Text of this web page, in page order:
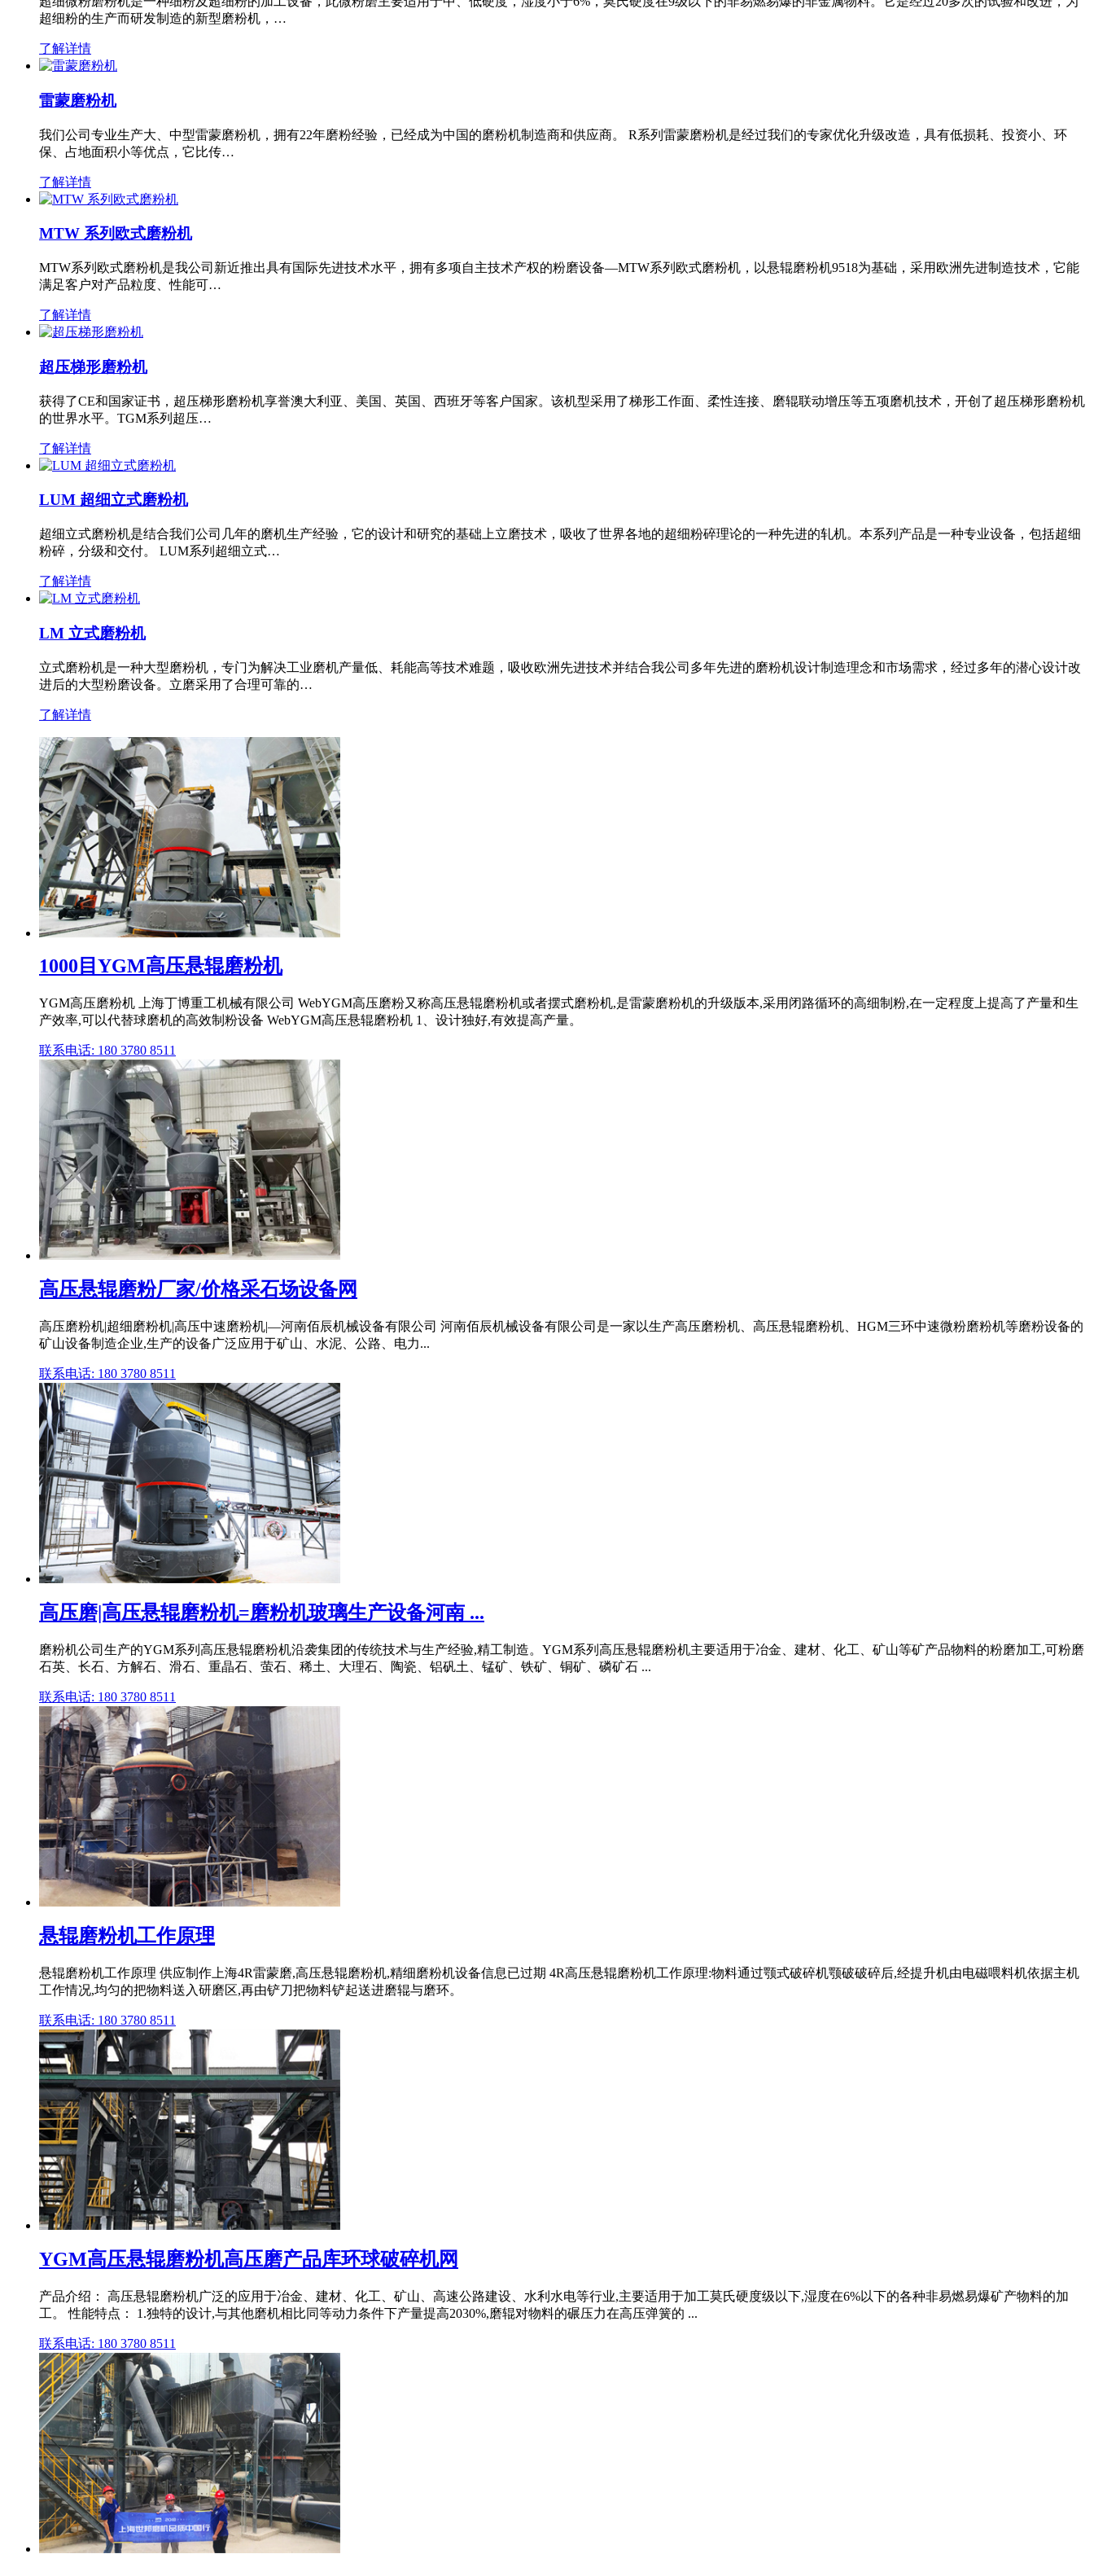
超细粉的生产而研发制造的新型磨粉机，…
了解详情
雷蒙磨粉机
我们公司专业生产大、中型雷蒙磨粉机，拥有22年磨粉经验，已经成为中国的磨粉机制造商和供应商。 R系列雷蒙磨粉机是经过我们的专家优化升级改造，具有低损耗、投资小、环
保、占地面积小等优点，它比传…
了解详情
MTW 系列欧式磨粉机
MTW系列欧式磨粉机是我公司新近推出具有国际先进技术水平，拥有多项自主技术产权的粉磨设备—MTW系列欧式磨粉机，以悬辊磨粉机9518为基础，采用欧洲先进制造技术，它能
满足客户对产品粒度、性能可…
了解详情
超压梯形磨粉机
获得了CE和国家证书，超压梯形磨粉机享誉澳大利亚、美国、英国、西班牙等客户国家。该机型采用了梯形工作面、柔性连接、磨辊联动增压等五项磨机技术，开创了超压梯形磨粉机
的世界水平。TGM系列超压…
了解详情
LUM 超细立式磨粉机
超细立式磨粉机是结合我们公司几年的磨机生产经验，它的设计和研究的基础上立磨技术，吸收了世界各地的超细粉碎理论的一种先进的轧机。本系列产品是一种专业设备，包括超细
粉碎，分级和交付。 LUM系列超细立式…
了解详情
LM 立式磨粉机
立式磨粉机是一种大型磨粉机，专门为解决工业磨机产量低、耗能高等技术难题，吸收欧洲先进技术并结合我公司多年先进的磨粉机设计制造理念和市场需求，经过多年的潜心设计改
进后的大型粉磨设备。立磨采用了合理可靠的…
了解详情
1000目YGM高压悬辊磨粉机
YGM高压磨粉机 上海丁博重工机械有限公司 WebYGM高压磨粉又称高压悬辊磨粉机或者摆式磨粉机,是雷蒙磨粉机的升级版本,采用闭路循环的高细制粉,在一定程度上提高了产量和生
产效率,可以代替球磨机的高效制粉设备 WebYGM高压悬辊磨粉机 1、设计独好,有效提高产量。
联系电话: 180 3780 8511
高压悬辊磨粉厂家/价格采石场设备网
高压磨粉机|超细磨粉机|高压中速磨粉机|—河南佰辰机械设备有限公司 河南佰辰机械设备有限公司是一家以生产高压磨粉机、高压悬辊磨粉机、HGM三环中速微粉磨粉机等磨粉设备的
矿山设备制造企业,生产的设备广泛应用于矿山、水泥、公路、电力...
联系电话: 180 3780 8511
高压磨|高压悬辊磨粉机=磨粉机玻璃生产设备河南 ...
磨粉机公司生产的YGM系列高压悬辊磨粉机沿袭集团的传统技术与生产经验,精工制造。YGM系列高压悬辊磨粉机主要适用于冶金、建材、化工、矿山等矿产品物料的粉磨加工,可粉磨
石英、长石、方解石、滑石、重晶石、萤石、稀土、大理石、陶瓷、铝矾土、锰矿、铁矿、铜矿、磷矿石 ...
联系电话: 180 3780 8511
悬辊磨粉机工作原理
悬辊磨粉机工作原理 供应制作上海4R雷蒙磨,高压悬辊磨粉机,精细磨粉机设备信息已过期 4R高压悬辊磨粉机工作原理:物料通过颚式破碎机颚破破碎后,经提升机由电磁喂料机依据主机
工作情况,均匀的把物料送入研磨区,再由铲刀把物料铲起送进磨辊与磨环。
联系电话: 180 3780 8511
YGM高压悬辊磨粉机高压磨产品库环球破碎机网
产品介绍： 高压悬辊磨粉机广泛的应用于冶金、建材、化工、矿山、高速公路建设、水利水电等行业,主要适用于加工莫氏硬度级以下,湿度在6%以下的各种非易燃易爆矿产物料的加
工。 性能特点： 1.独特的设计,与其他磨机相比同等动力条件下产量提高2030%,磨辊对物料的碾压力在高压弹簧的 ...
联系电话: 180 3780 8511